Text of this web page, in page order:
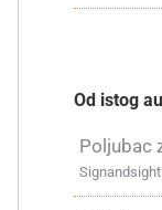
Od istog
Poljubac
Signandsight